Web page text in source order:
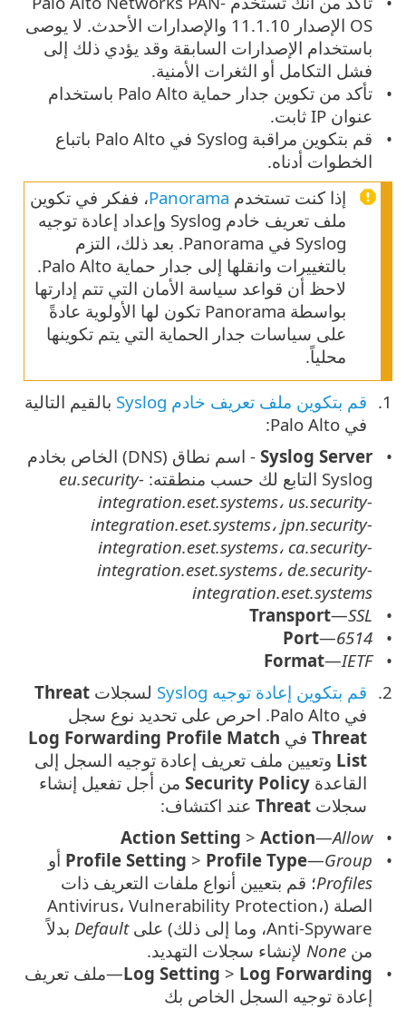
OS الإصدار 11.1.10 والإصدارات الأحدث. لا يوصى
باستخدام الإصدارات السابقة وقد يؤدي ذلك إلى
فشل التكامل أو الثغرات الأمنية.
تأكد من تكوين جدار حماية Palo Alto باستخدام
عنوان IP ثابت.
قم بتكوين مراقبة Syslog في Palo Alto باتباع
الخطوات أدناه.
إذا كنت تستخدم Panorama، ففكر في تكوين
ملف تعريف خادم Syslog وإعداد إعادة توجيه
Syslog في Panorama. بعد ذلك، التزم
بالتغييرات وانقلها إلى جدار حماية Palo Alto.
لاحظ أن قواعد سياسة الأمان التي تتم إدارتها
بواسطة Panorama تكون لها الأولوية عادةً
على سياسات جدار الحماية التي يتم تكوينها
محلياً.
قم بتكوين ملف تعريف خادم Syslog
بالقيم التالية
في Palo Alto:
Syslog Server
- اسم نطاق (DNS) الخاص بخادم
Syslog التابع لك حسب منطقته:
eu.security-
integration.eset.systems، us.security-
integration.eset.systems، jpn.security-
integration.eset.systems، ca.security-
integration.eset.systems، de.security-
integration.eset.systems
Transport—SSL
Port—6514
Format—IETF
قم بتكوين إعادة توجيه Syslog
لسجلات Threat
في Palo Alto. احرص على تحديد نوع سجل
Threat في Log Forwarding Profile Match
List وتعيين ملف تعريف إعادة توجيه السجل إلى
القاعدة Security Policy من أجل تفعيل إنشاء
سجلات Threat عند اكتشاف:
Action Setting > Action—Allow
Profile Setting > Profile Type—Group
أو
Profiles؛ قم بتعيين أنواع ملفات التعريف ذات
الصلة (Antivirus، Vulnerability Protection،
Anti-Spyware، وما إلى ذلك) على
Default بدلاً
منNone لإنشاء سجلات التهديد.
Log Setting > Log Forwarding
—ملف تعريف
إعادة توجيه السجل الخاص بك